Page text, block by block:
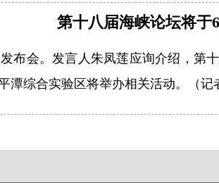
第十八届海峡论坛将于
布会。发言人朱凤莲应询介绍，第
综合实验区将举办相关活动。（记